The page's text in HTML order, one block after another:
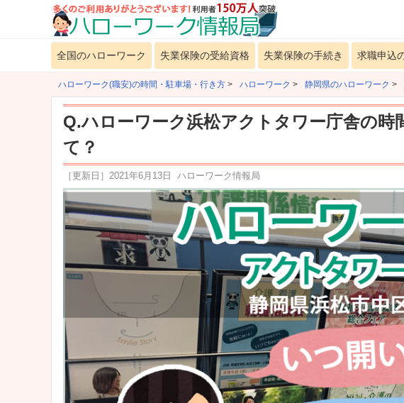
全国のハローワーク 失業保険の受給資格 失業保険の手続き 求職申込
ハローワーク(職安)の時間・駐車場・行き方 > ハローワーク > 静岡県のハローワーク >
Q.ハローワーク浜松アクトタワー庁舎の時
て？
［更新日］ 2021年6月13日 ハローワーク情報局